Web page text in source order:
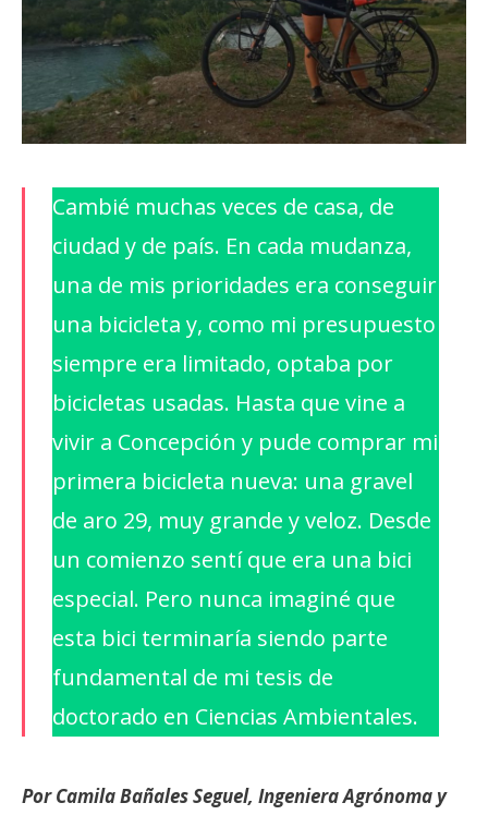
Cambié muchas veces de casa, de
ciudad y de país. En cada mudanza,
una de mis prioridades era conseguir
una bicicleta y, como mi presupuesto
siempre era limitado, optaba por
bicicletas usadas. Hasta que vine a
vivir a Concepción y pude comprar mi
primera bicicleta nueva: una gravel
de aro 29, muy grande y veloz. Desde
un comienzo sentí que era una bici
especial. Pero nunca imaginé que
esta bici terminaría siendo parte
fundamental de mi tesis de
doctorado en Ciencias Ambientales.
Por Camila Bañales Seguel, Ingeniera Agrónoma y